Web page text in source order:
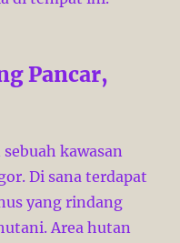
Pancar,
kawasan
Di sana terdapat
yang rindang
Area hutan